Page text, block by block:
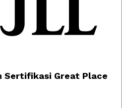
Sertifikasi Great Place